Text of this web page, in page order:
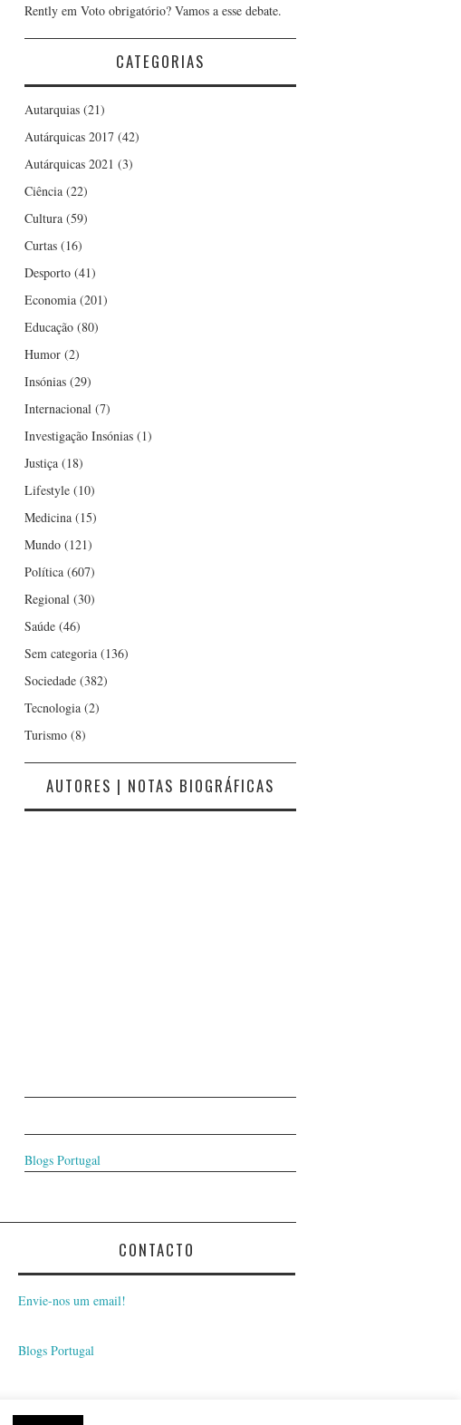
Rently em Voto obrigatório? Vamos a esse debate.
CATEGORIAS
Autarquias (21)
Autárquicas 2017 (42)
Autárquicas 2021 (3)
Ciência (22)
Cultura (59)
Curtas (16)
Desporto (41)
Economia (201)
Educação (80)
Humor (2)
Insónias (29)
Internacional (7)
Investigação Insónias (1)
Justiça (18)
Lifestyle (10)
Medicina (15)
Mundo (121)
Política (607)
Regional (30)
Saúde (46)
Sem categoria (136)
Sociedade (382)
Tecnologia (2)
Turismo (8)
AUTORES | NOTAS BIOGRÁFICAS
Blogs Portugal
CONTACTO
Envie-nos um email!
Blogs Portugal